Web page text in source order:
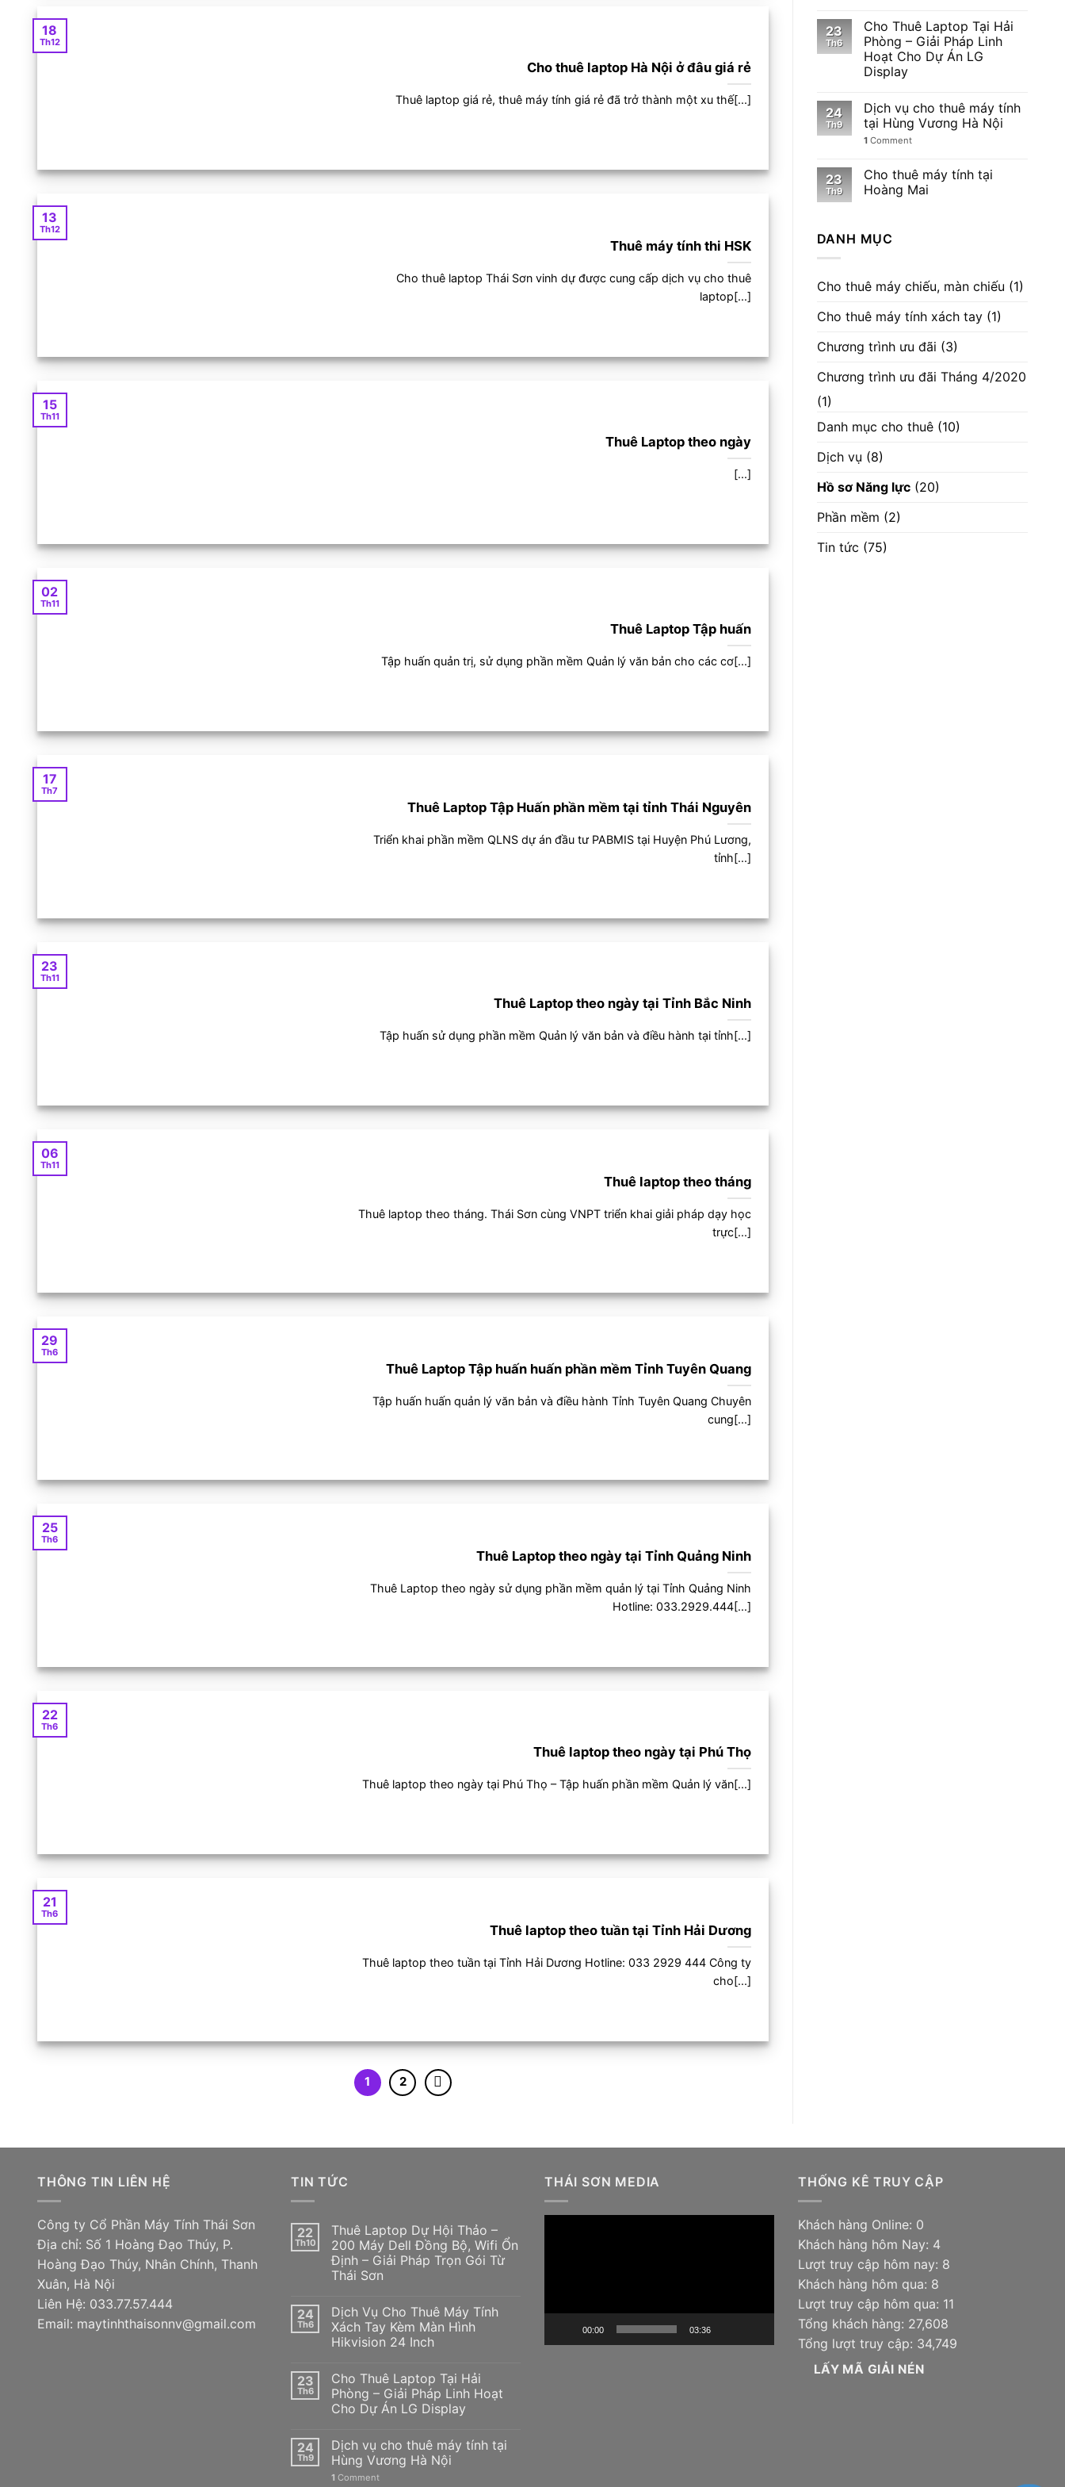
Cho thuê laptop Hà Nội ở đâu giá rẻ
Thuê laptop giá rẻ, thuê máy tính giá rẻ đã trở thành một xu thế[...]
18
Th12
Thuê máy tính thi HSK
Cho thuê laptop Thái Sơn vinh dự được cung cấp dịch vụ cho thuê
laptop[...]
13
Th12
Thuê Laptop theo ngày
[...]
15
Th11
Thuê Laptop Tập huấn
Tập huấn quản trị, sử dụng phần mềm Quản lý văn bản cho các cơ[...]
02
Th11
Thuê Laptop Tập Huấn phần mềm tại tỉnh Thái Nguyên
Triển khai phần mềm QLNS dự án đầu tư PABMIS tại Huyện Phú Lương,
tỉnh[...]
17
Th7
Thuê Laptop theo ngày tại Tỉnh Bắc Ninh
Tập huấn sử dụng phần mềm Quản lý văn bản và điều hành tại tỉnh[...]
23
Th11
​Thuê laptop theo tháng
Thuê laptop theo tháng. Thái Sơn cùng ​VNPT triển khai giải pháp dạy học
trực[...]
06
Th11
Thuê Laptop Tập huấn huấn phần mềm Tỉnh Tuyên Quang
Tập huấn huấn quản lý văn bản và điều hành Tỉnh Tuyên Quang Chuyên
cung[...]
29
Th6
Thuê Laptop theo ngày tại Tỉnh Quảng Ninh
Thuê Laptop theo ngày sử dụng phần mềm quản lý tại Tỉnh Quảng Ninh
Hotline: 033.2929.444[...]
25
Th6
Thuê laptop theo ngày tại Phú Thọ
Thuê laptop theo ngày tại Phú Thọ – Tập huấn phần mềm Quản lý văn[...]
22
Th6
Thuê laptop theo tuần tại Tỉnh Hải Dương
Thuê laptop theo tuần tại Tỉnh Hải Dương Hotline: 033 2929 444 Công ty
cho[...]
21
Th6
1 2
23
Th6
Cho Thuê Laptop Tại Hải
Phòng – Giải Pháp Linh
Hoạt Cho Dự Án LG
Display
24
Th9
Dịch vụ cho thuê máy tính
tại Hùng Vương Hà Nội
1Comment
23
Th9
Cho thuê máy tính tại
Hoàng Mai
DANH MỤC
Cho thuê máy chiếu, màn chiếu (1)
Cho thuê máy tính xách tay(1)
Chương trình ưu đãi (3)
Chương trình ưu đãi Tháng 4/2020
(1)
Danh mục cho thuê(10)
Dịch vụ (8)
Hồ sơ Năng lực(20)
Phần mềm (2)
Tin tức (75)
THÔNG TIN LIÊN HỆ
Công ty Cổ Phần Máy Tính Thái Sơn
Địa chỉ: Số 1 Hoàng Đạo Thúy, P.
Hoàng Đạo Thúy, Nhân Chính, Thanh
Xuân, Hà Nội
Liên Hệ: 033.77.57.444
Email: maytinhthaisonnv@gmail.com
TIN TỨC
22
Th10
Thuê Laptop Dự Hội Thảo –
200 Máy Dell Đồng Bộ, Wifi Ổn
Định – Giải Pháp Trọn Gói Từ
Thái Sơn
24
Th6
Dịch Vụ Cho Thuê Máy Tính
Xách Tay Kèm Màn Hình
Hikvision 24 Inch
23
Th6
Cho Thuê Laptop Tại Hải
Phòng – Giải Pháp Linh Hoạt
Cho Dự Án LG Display
24
Th9
Dịch vụ cho thuê máy tính tại
Hùng Vương Hà Nội
1 Comment
THÁI SƠN MEDIA
00:00 03:36
THỐNG KÊ TRUY CẬP
Khách hàng Online: 0
Khách hàng hôm Nay: 4
Lượt truy cập hôm nay: 8
Khách hàng hôm qua: 8
Lượt truy cập hôm qua: 11
Tổng khách hàng: 27,608
Tổng lượt truy cập: 34,749
LẤY MÃ GIẢI NÉN